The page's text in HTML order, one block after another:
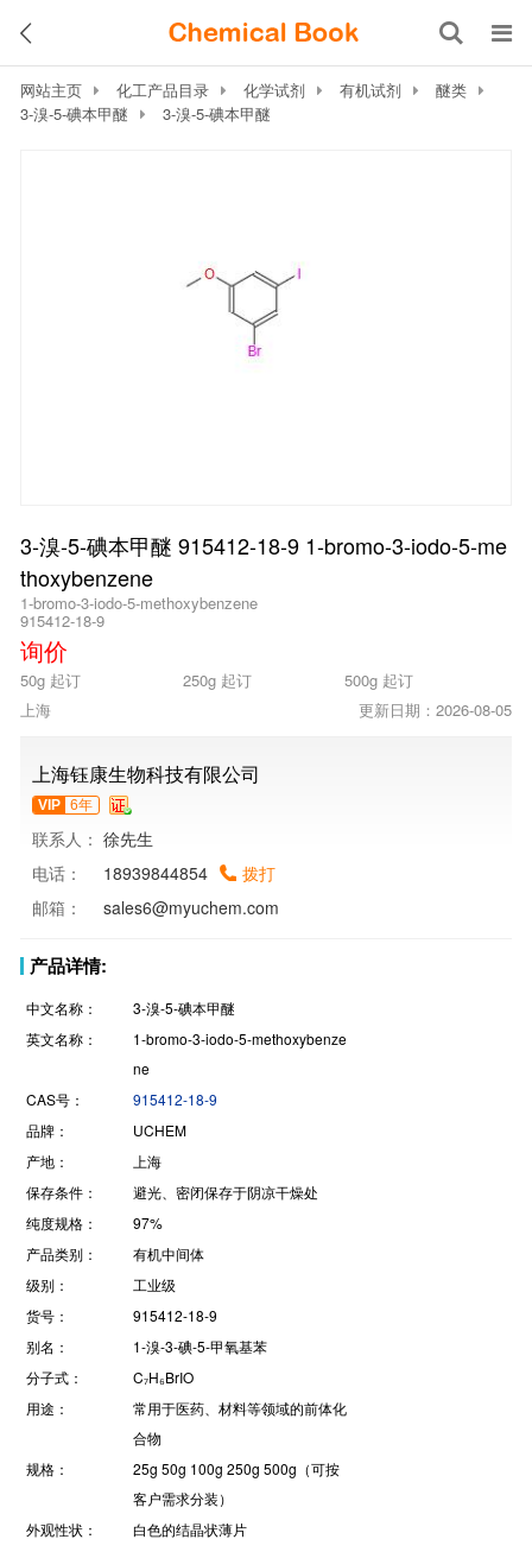
网站主页 化工产品目录 化学试剂 有机试剂
醚类
3-溴-5-碘本甲醚
3-溴-5-碘本甲醚
3-溴-5-碘本甲醚 915412-18-9 1-bromo-3-iodo-5-me
thoxybenzene
1-bromo-3-iodo-5-methoxybenzene
915412-18-9
询价
50g 起订 250g 起订
500g 起订
上海
更新日期：2026-08-05
上海钰康生物科技有限公司
VIP 6年
联系人： 徐先生
电话：
18939844854
拨打
邮箱：
sales6@myuchem.com
产品详情:
中文名称：
3-溴-5-碘本甲醚
英文名称：
1-bromo-3-iodo-5-methoxybenze
ne
CAS号：
915412-18-9
品牌：
UCHEM
产地：
上海
保存条件：
避光、密闭保存于阴凉干燥处
纯度规格：
97%
产品类别：
有机中间体
级别：
工业级
货号：
915412-18-9
别名：
1-溴-3-碘-5-甲氧基苯
分子式：
C₇H₆BrIO
用途：
常用于医药、材料等领域的前体化
合物
规格：
25g 50g 100g 250g 500g（可按
客户需求分装）
外观性状：
白色的结晶状薄片‌